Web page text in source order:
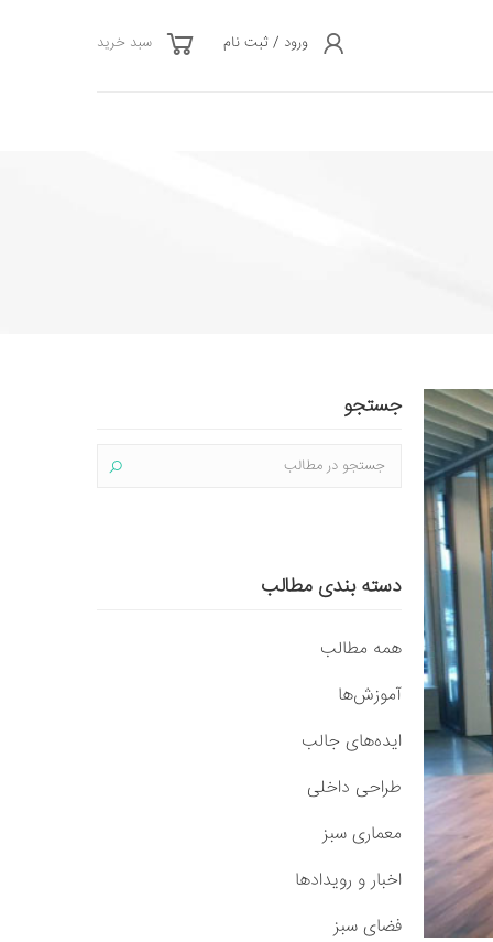
ورود / ثبت نام سبد خرید
جستجو
دسته بندی مطالب
همه مطالب
آموزش‌ها
ایده‌های جالب
طراحی داخلی
معماری سبز
اخبار و رویدادها
فضای سبز